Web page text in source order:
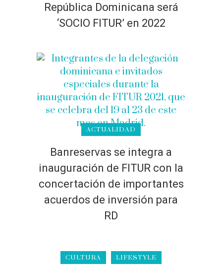
República Dominicana será
‘SOCIO FITUR’ en 2022
ACTUALIDAD
Banreservas se integra a
inauguración de FITUR con la
concertación de importantes
acuerdos de inversión para
RD
CULTURA LIFESTYLE